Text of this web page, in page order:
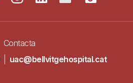
Contacta
uac@bellvitgehospital.cat